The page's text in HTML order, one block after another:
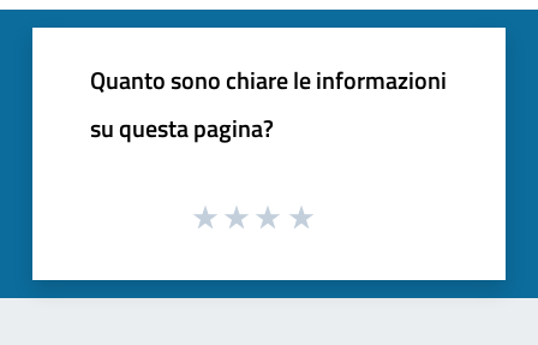
Quanto sono chiare le informazioni
su questa pagina?